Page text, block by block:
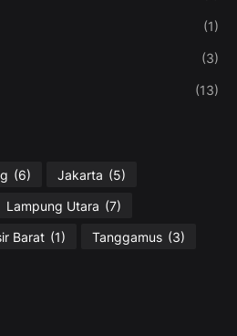
(1)
(3)
(13)
(6) Jakarta (5)
Lampung Utara (7)
Barat (1) Tanggamus (3)